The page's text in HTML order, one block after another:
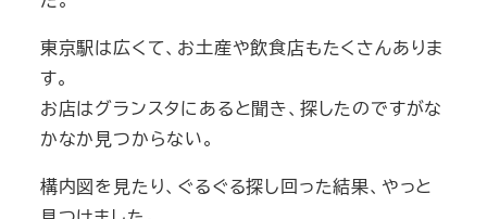
東京駅は広くて、お土産や飲食店もたくさんありま
す。
お店はグランスタにあると聞き、探したのですがな
かなか見つからない。
構内図を見たり、ぐるぐる探し回った結果、やっと